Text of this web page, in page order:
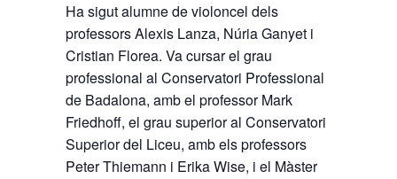
Ha sigut alumne de violoncel dels
professors Alexis Lanza, Núria Ganyet i
Cristian Florea. Va cursar el grau
professional al Conservatori Professional
de Badalona, amb el professor Mark
Friedhoff, el grau superior al Conservatori
Superior del Liceu, amb els professors
Peter Thiemann i Erika Wise, i el Màster